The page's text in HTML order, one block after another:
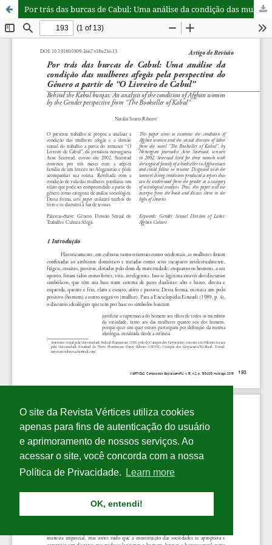
O site da Revista Vértices utiliza cookies
apenas para fins de autenticação do usuário
e aprimoramento de nossos serviços. Ao
acessar o site, você concorda com a nossa
Política de Privacidade.
Learn more
OK, entendi!
Por trás das burcas de Cabul: Uma análise da condição das mulheres afegãs pela perspectiva do Gênero a partir de “O Livreiro de Cabul”